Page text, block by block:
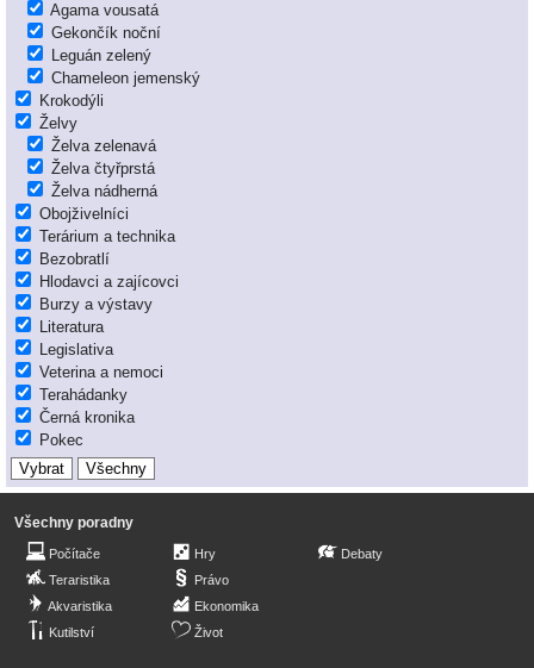
Agama vousatá
Gekončík noční
Leguán zelený
Chameleon jemenský
Krokodýli
Želvy
Želva zelenavá
Želva čtyřprstá
Želva nádherná
Obojživelníci
Terárium a technika
Bezobratlí
Hlodavci a zajícovci
Burzy a výstavy
Literatura
Legislativa
Veterina a nemoci
Terahádanky
Černá kronika
Pokec
Všechny poradny
Počítače
Teraristika
Akvaristika
Kutilství
Hry
Právo
Ekonomika
Život
Debaty